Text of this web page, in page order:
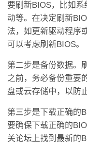
要刷新BIOS，比如
动等。在决定刷新
法，如更新驱动程序
可以考虑刷新BIOS。
第二步是备份数据。
之前，务必备份重要
盘或云存储中，以防
第三步是下载正确的
要确保下载正确的
关论坛上找到最新的